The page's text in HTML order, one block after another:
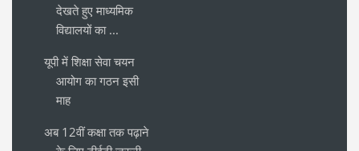
देखते हुए माध्यमिक
विद्यालयों का ...
यूपी में शिक्षा सेवा चयन
आयोग का गठन इसी
माह
अब 12वीं कक्षा तक पढ़ाने